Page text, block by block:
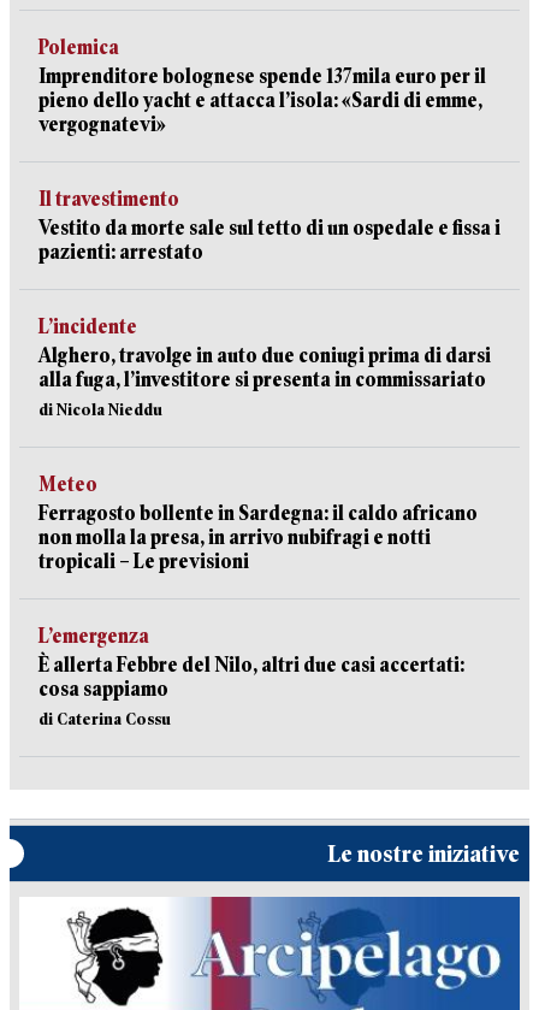
Polemica
Imprenditore bolognese spende 137mila euro per il
pieno dello yacht e attacca l’isola: «Sardi di emme,
vergognatevi»
Il travestimento
Vestito da morte sale sul tetto di un ospedale e fissa i
pazienti: arrestato
L’incidente
Alghero, travolge in auto due coniugi prima di darsi
alla fuga, l’investitore si presenta in commissariato
di Nicola Nieddu
Meteo
Ferragosto bollente in Sardegna: il caldo africano
non molla la presa, in arrivo nubifragi e notti
tropicali – Le previsioni
L’emergenza
È allerta Febbre del Nilo, altri due casi accertati:
cosa sappiamo
di Caterina Cossu
Le nostre iniziative